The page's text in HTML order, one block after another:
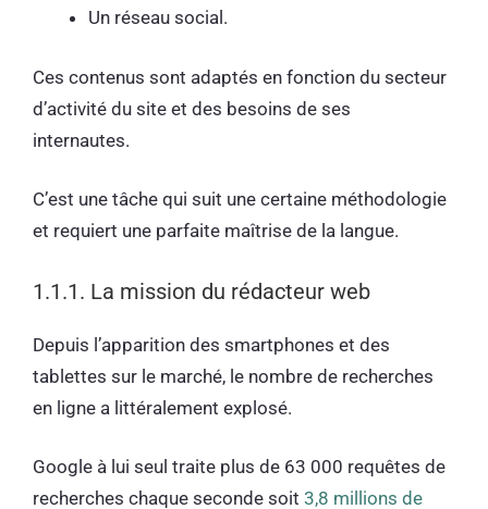
Un réseau social.
Ces contenus sont adaptés en fonction du secteur
d’activité du site et des besoins de ses
internautes.
C’est une tâche qui suit une certaine méthodologie
et requiert une parfaite maîtrise de la langue.
1.1.1. La mission du rédacteur web
Depuis l’apparition des smartphones et des
tablettes sur le marché, le nombre de recherches
en ligne a littéralement explosé.
Google à lui seul traite plus de 63 000 requêtes de
recherches chaque seconde soit 3,8 millions de